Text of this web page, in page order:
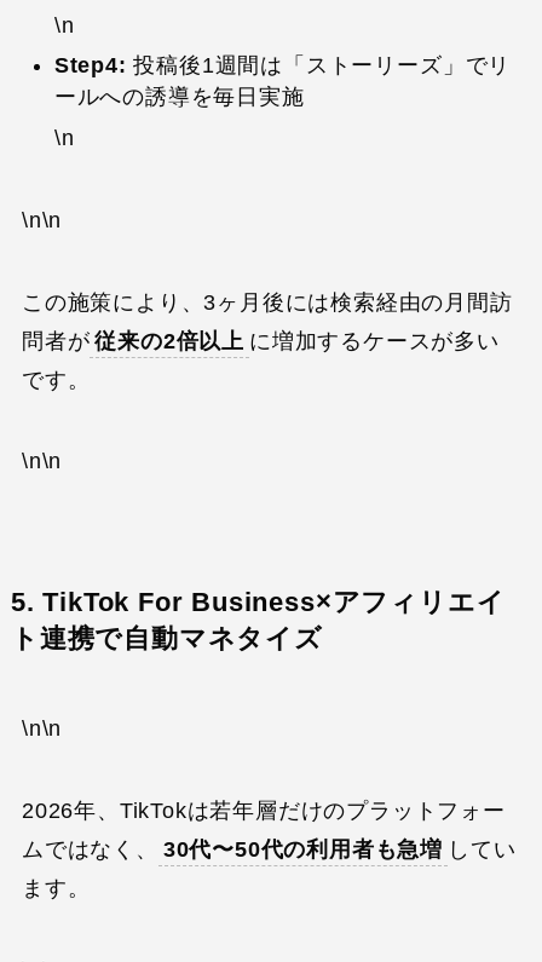
\n
Step4: 投稿後1週間は「ストーリーズ」でリ
ールへの誘導を毎日実施
\n
\n\n
この施策により、3ヶ月後には検索経由の月間訪
問者が 従来の2倍以上 に増加するケースが多い
です。
\n\n
5. TikTok For Business×アフィリエイ
ト連携で自動マネタイズ
\n\n
2026年、TikTokは若年層だけのプラットフォー
ムではなく、
30代〜50代の利用者も急増 してい
ます。